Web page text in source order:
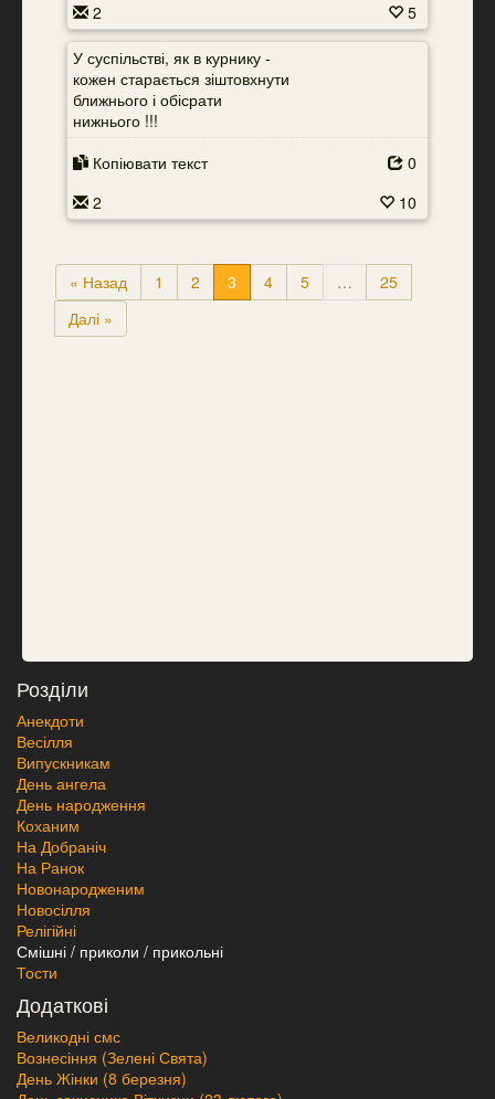
2
5
У суспільстві, як в курнику -
кожен старається зіштовхнути
ближнього і обісрати
нижнього !!!
Копіювати текст
0
2
10
« Назад 1 2 3 4 5 …
25
Далі »
Розділи
Анекдоти
Весілля
Випускникам
День ангела
День народження
Коханим
На Добраніч
На Ранок
Новонародженим
Новосілля
Релігійні
Смішні / приколи / прикольні
Тости
Додаткові
Великодні смс
Вознесіння (Зелені Свята)
День Жінки (8 березня)